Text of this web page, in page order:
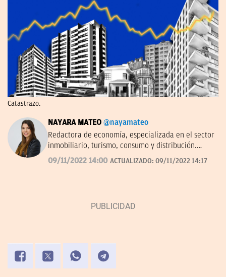
Catastrazo.
NAYARA MATEO @nayamateo
Redactora de economía, especializada en el sector
inmobiliario, turismo, consumo y distribución.
Antes en Expansión, Efe y Brainsre.news.
09/11/2022 14:00 ACTUALIZADO: 09/11/2022 14:17